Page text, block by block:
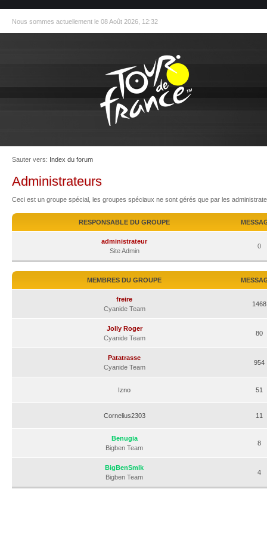
Nous sommes actuellement le 08 Août 2026, 12:32
Sauter vers: Index du forum
Administrateurs
Ceci est un groupe spécial, les groupes spéciaux ne sont gérés que par les
RESPONSABLE DU GROUPE
administrateur
Site Admin
0
MEMBRES DU GROUPE
freire
Cyanide Team
1468
Jolly Roger
Cyanide Team
80
Patatrasse
Cyanide Team
954
Izno 51
Cornelius2303 11
Benugia
Bigben Team
8
BigBenSmlk
Bigben Team
4